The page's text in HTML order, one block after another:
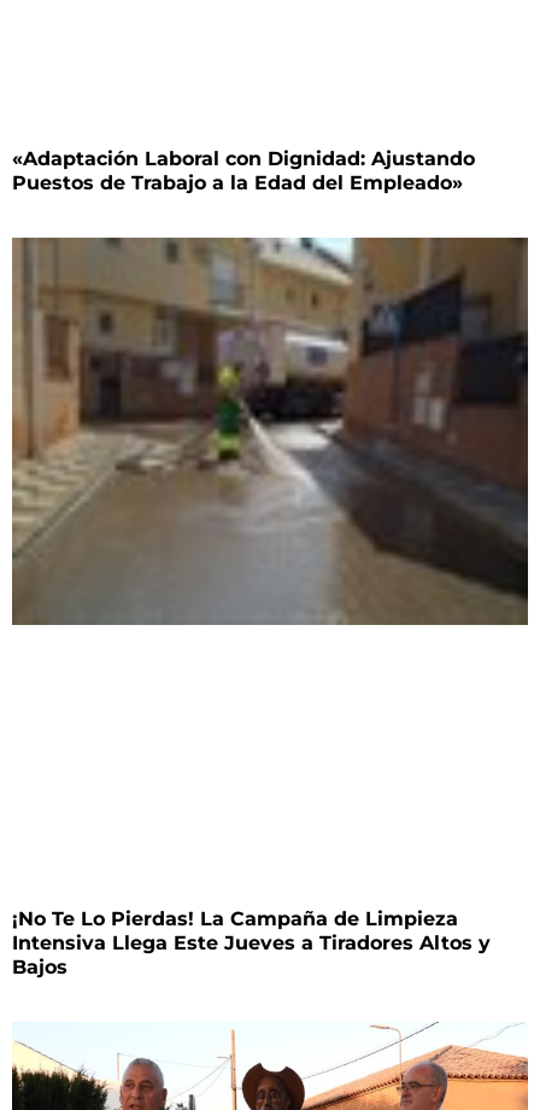
«Adaptación Laboral con Dignidad: Ajustando
Puestos de Trabajo a la Edad del Empleado»
¡No Te Lo Pierdas! La Campaña de Limpieza
Intensiva Llega Este Jueves a Tiradores Altos y
Bajos